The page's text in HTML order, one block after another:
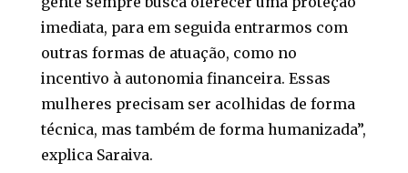
imediata, para em seguida entrarmos com
outras formas de atuação, como no
incentivo à autonomia financeira. Essas
mulheres precisam ser acolhidas de forma
técnica, mas também de forma humanizada”,
explica Saraiva.